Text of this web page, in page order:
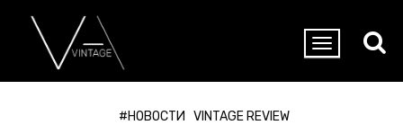
#НОВОСТИ VINTAGE REVIEW